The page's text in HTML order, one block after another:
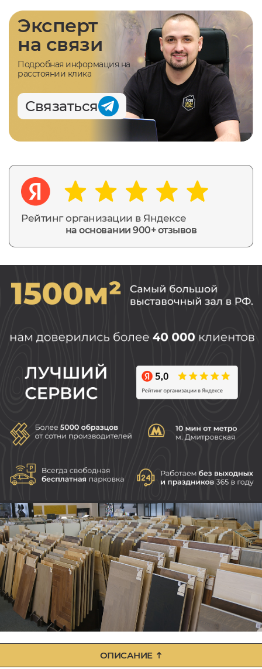
Рейтинг организации в Яндексе
на основании 900+ отзывов
Эксперт
на связи
Подробная информация на
расстоянии клика
Связаться
ОПИСАНИЕ